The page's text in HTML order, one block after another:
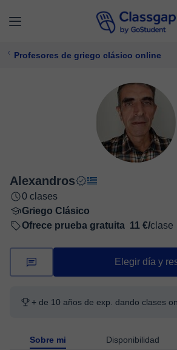
Profesores de griego clásico online
Alexandros
0 clases
Griego Clásico
Ofrece prueba gratuita 11 €/clase
Elegir día y
+ de 10 años de exp. dando clases
Sobre mi Disponibilidad